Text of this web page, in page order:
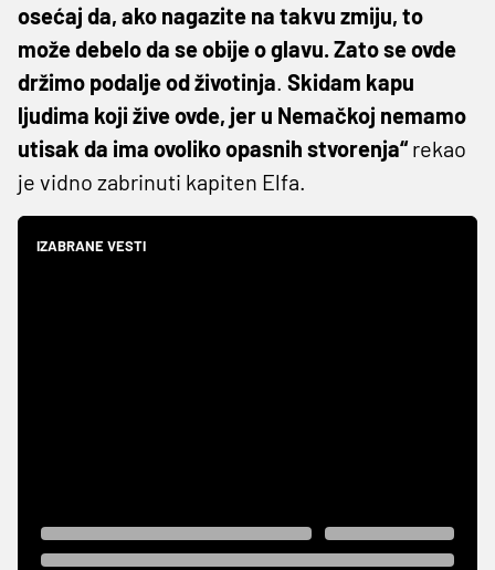
osećaj da, ako nagazite na takvu zmiju, to
može debelo da se obije o glavu. Zato se ovde
držimo podalje od životinja. Skidam kapu
ljudima koji žive ovde, jer u Nemačkoj nemamo
utisak da ima ovoliko opasnih stvorenja“rekao
je vidno zabrinuti kapiten Elfa.
IZABRANE VESTI